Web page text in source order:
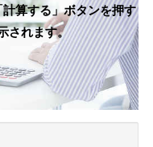
計算する」ボタンを押す
されます。